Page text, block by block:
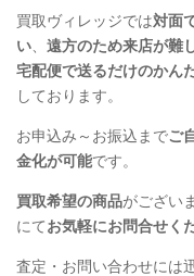
買取ヴィレッジでは対面
い
遠方のため来店が難
宅配便で送るだけのかん
しております。
お申込み～お振込までご
金化が可能です。
買取希望の商品がござい
にてお気軽にお問合せく
査定・お問い合わせには